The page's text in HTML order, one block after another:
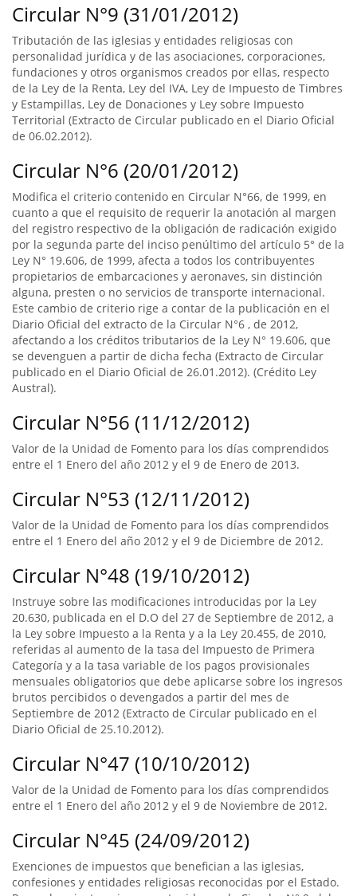
Circular N°9 (31/01/2012)
Tributación de las iglesias y entidades religiosas con
personalidad jurídica y de las asociaciones, corporaciones,
fundaciones y otros organismos creados por ellas, respecto
de la Ley de la Renta, Ley del IVA, Ley de Impuesto de Timbres
y Estampillas, Ley de Donaciones y Ley sobre Impuesto
Territorial (Extracto de Circular publicado en el Diario Oficial
de 06.02.2012).
Circular N°6 (20/01/2012)
Modifica el criterio contenido en Circular N°66, de 1999, en
cuanto a que el requisito de requerir la anotación al margen
del registro respectivo de la obligación de radicación exigido
por la segunda parte del inciso penúltimo del artículo 5° de la
Ley N° 19.606, de 1999, afecta a todos los contribuyentes
propietarios de embarcaciones y aeronaves, sin distinción
alguna, presten o no servicios de transporte internacional.
Este cambio de criterio rige a contar de la publicación en el
Diario Oficial del extracto de la Circular N°6 , de 2012,
afectando a los créditos tributarios de la Ley N° 19.606, que
se devenguen a partir de dicha fecha (Extracto de Circular
publicado en el Diario Oficial de 26.01.2012). (Crédito Ley
Austral).
Circular N°56 (11/12/2012)
Valor de la Unidad de Fomento para los días comprendidos
entre el 1 Enero del año 2012 y el 9 de Enero de 2013.
Circular N°53 (12/11/2012)
Valor de la Unidad de Fomento para los días comprendidos
entre el 1 Enero del año 2012 y el 9 de Diciembre de 2012.
Circular N°48 (19/10/2012)
Instruye sobre las modificaciones introducidas por la Ley
20.630, publicada en el D.O del 27 de Septiembre de 2012, a
la Ley sobre Impuesto a la Renta y a la Ley 20.455, de 2010,
referidas al aumento de la tasa del Impuesto de Primera
Categoría y a la tasa variable de los pagos provisionales
mensuales obligatorios que debe aplicarse sobre los ingresos
brutos percibidos o devengados a partir del mes de
Septiembre de 2012 (Extracto de Circular publicado en el
Diario Oficial de 25.10.2012).
Circular N°47 (10/10/2012)
Valor de la Unidad de Fomento para los días comprendidos
entre el 1 Enero del año 2012 y el 9 de Noviembre de 2012.
Circular N°45 (24/09/2012)
Exenciones de impuestos que benefician a las iglesias,
confesiones y entidades religiosas reconocidas por el Estado.